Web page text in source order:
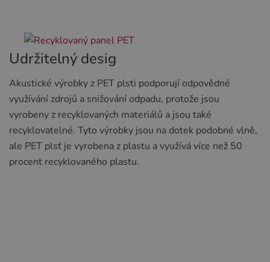
Udržitelný desig
Akustické výrobky z PET plsti podporují odpovědné
využívání zdrojů a snižování odpadu, protože jsou
vyrobeny z recyklovaných materiálů a jsou také
recyklovatelné. Tyto výrobky jsou na dotek podobné vlně,
ale PET plsť je vyrobena z plastu a využívá více než 50
procent recyklovaného plastu.